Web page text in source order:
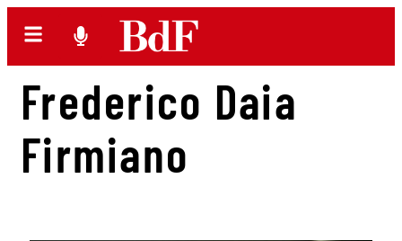
Frederico Daia
Firmiano